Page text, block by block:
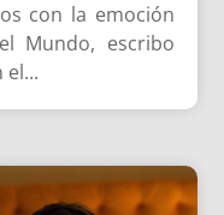
con la emoción
Mundo, escribo